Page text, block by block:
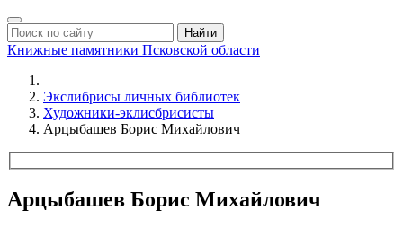
Найти
Книжные памятники Псковской области
Экслибрисы личных библиотек
Художники-эклисбрисисты
Арцыбашев Борис Михайлович
Арцыбашев Борис Михайлович